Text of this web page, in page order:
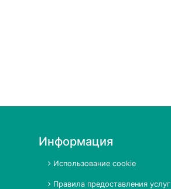
Информация
Использование cookie
Правила предоставления услуг